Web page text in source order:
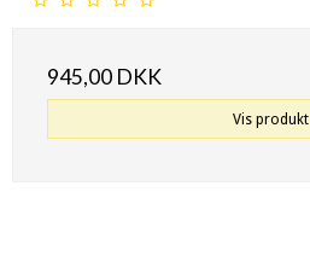
945,00 DKK
Vis produkt